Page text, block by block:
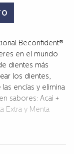
Beconfident®
en el mundo
dientes más
los dientes,
encías y elimina
sabores: Acai +
Extra y Menta